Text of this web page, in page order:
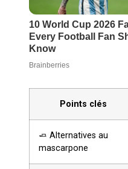
Points clés
🧈 Alternatives au
mascarpone